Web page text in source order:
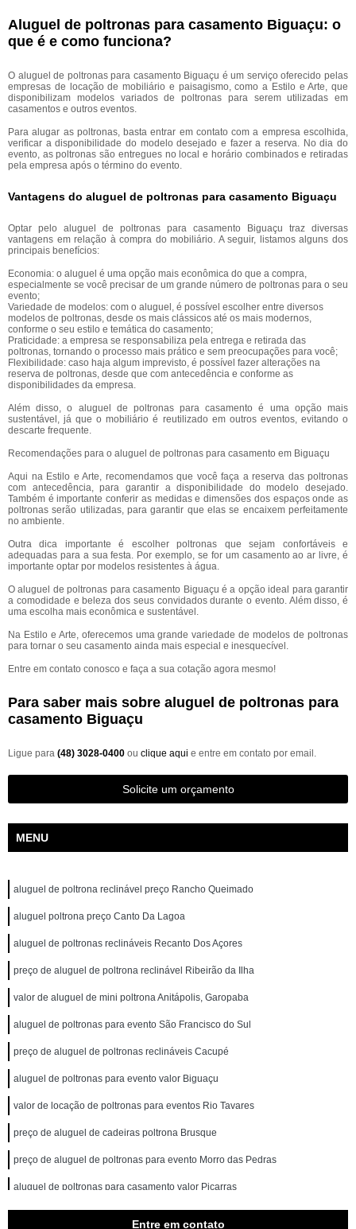
Aluguel de poltronas para casamento Biguaçu: o
que é e como funciona?
O aluguel de poltronas para casamento Biguaçu é um serviço oferecido pelas
empresas de locação de mobiliário e paisagismo, como a Estilo e Arte, que
disponibilizam modelos variados de poltronas para serem utilizadas em
casamentos e outros eventos.
Para alugar as poltronas, basta entrar em contato com a empresa escolhida,
verificar a disponibilidade do modelo desejado e fazer a reserva. No dia do
evento, as poltronas são entregues no local e horário combinados e retiradas
pela empresa após o término do evento.
Vantagens do aluguel de poltronas para casamento Biguaçu
Optar pelo aluguel de poltronas para casamento Biguaçu traz diversas
vantagens em relação à compra do mobiliário. A seguir, listamos alguns dos
principais benefícios:
Economia: o aluguel é uma opção mais econômica do que a compra,
especialmente se você precisar de um grande número de poltronas para o seu
evento;
Variedade de modelos: com o aluguel, é possível escolher entre diversos
modelos de poltronas, desde os mais clássicos até os mais modernos,
conforme o seu estilo e temática do casamento;
Praticidade: a empresa se responsabiliza pela entrega e retirada das
poltronas, tornando o processo mais prático e sem preocupações para você;
Flexibilidade: caso haja algum imprevisto, é possível fazer alterações na
reserva de poltronas, desde que com antecedência e conforme as
disponibilidades da empresa.
Além disso, o aluguel de poltronas para casamento é uma opção mais
sustentável, já que o mobiliário é reutilizado em outros eventos, evitando o
descarte frequente.
Recomendações para o aluguel de poltronas para casamento em Biguaçu
Aqui na Estilo e Arte, recomendamos que você faça a reserva das poltronas
com antecedência, para garantir a disponibilidade do modelo desejado.
Também é importante conferir as medidas e dimensões dos espaços onde as
poltronas serão utilizadas, para garantir que elas se encaixem perfeitamente
no ambiente.
Outra dica importante é escolher poltronas que sejam confortáveis e
adequadas para a sua festa. Por exemplo, se for um casamento ao ar livre, é
importante optar por modelos resistentes à água.
O aluguel de poltronas para casamento Biguaçu é a opção ideal para garantir
a comodidade e beleza dos seus convidados durante o evento. Além disso, é
uma escolha mais econômica e sustentável.
Na Estilo e Arte, oferecemos uma grande variedade de modelos de poltronas
para tornar o seu casamento ainda mais especial e inesquecível.
Entre em contato conosco e faça a sua cotação agora mesmo!
Para saber mais sobre aluguel de poltronas para
casamento Biguaçu
Ligue para (48) 3028-0400 ou clique aqui e entre em contato por email.
Solicite um orçamento
MENU
aluguel de poltrona reclinável preço Rancho Queimado
aluguel poltrona preço Canto Da Lagoa
aluguel de poltronas reclináveis Recanto Dos Açores
preço de aluguel de poltrona reclinável Ribeirão da Ilha
valor de aluguel de mini poltrona Anitápolis, Garopaba
aluguel de poltronas para evento São Francisco do Sul
preço de aluguel de poltronas reclináveis Cacupé
aluguel de poltronas para evento valor Biguaçu
valor de locação de poltronas para eventos Rio Tavares
preço de aluguel de cadeiras poltrona Brusque
preço de aluguel de poltronas para evento Morro das Pedras
aluguel de poltronas para casamento valor Piçarras
Entre em contato